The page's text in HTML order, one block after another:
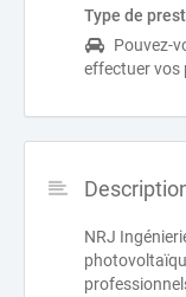
Type de
Pouvez-
effectuer vos
NRJ